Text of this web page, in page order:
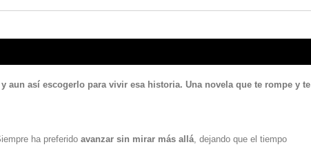
aun así escogerlo para vivir esa historia. Una novela que te rompe y te
ha preferido avanzar sin mirar más allá, dejando que el tiempo